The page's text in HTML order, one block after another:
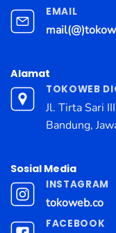
EMAIL
Alamat
TOKOWEB
Jl. Tirta Sari
Bandung,
Sosial Media
INSTAGRAM
tokoweb.co
FACEBOOK